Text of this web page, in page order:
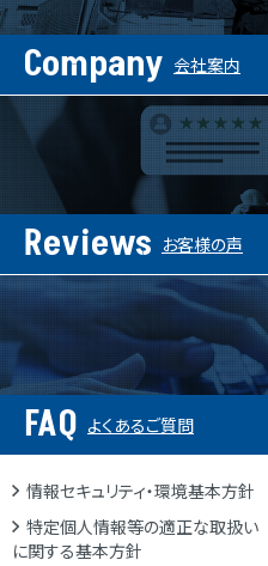
Company 会社案内
Reviews お客様の声
FAQ よくあるご質問
情報セキュリティ・環境基本方針
特定個人情報等の適正な取扱い
に関する基本方針